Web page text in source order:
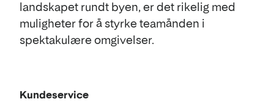
landskapet rundt byen, er det rikelig med
muligheter for å styrke teamånden i
spektakulære omgivelser.
Kundeservice